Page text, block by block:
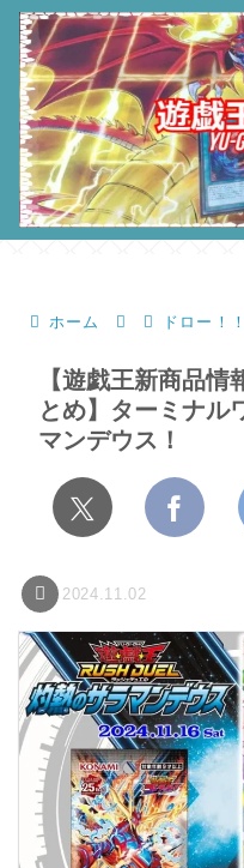
ホーム ドロー！！
【遊戯王新商品情
とめ】ターミナル
マンデウス！
2024.11.02